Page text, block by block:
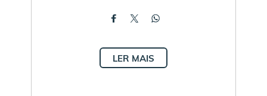
LER MAIS